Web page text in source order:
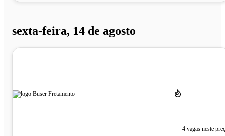
sexta-feira, 14 de agosto
4 vagas neste